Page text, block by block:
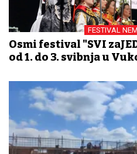
FESTIVAL
Osmi festival "SVI
od 1. do 3. svibnja u